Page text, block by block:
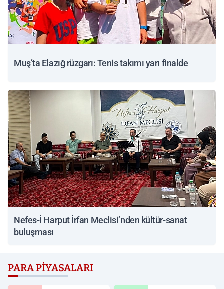
Muş’ta Elazığ rüzgarı: Tenis takımı yarı finalde
Nefes-İ Harput İrfan Meclisi’nden kültür-sanat
buluşması
PARA PIYASALARI